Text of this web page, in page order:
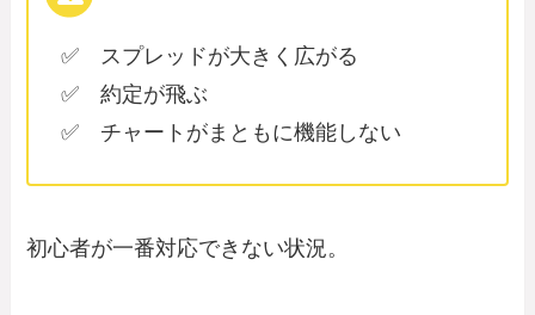
✅ スプレッドが大きく広がる
✅ 約定が飛ぶ
✅ チャートがまともに機能しない
初心者が一番対応できない状況。